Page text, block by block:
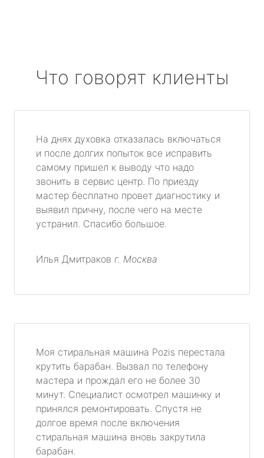
Что говорят клиенты
На днях духовка отказалась включаться
и после долгих попыток все исправить
самому пришел к выводу что надо
звонить в сервис центр. По приезду
мастер бесплатно провет диагностику и
выявил причну, после чего на месте
устранил. Спасибо большое.
Илья Дмитраков г. Москва
Моя стиральная машина Pozis перестала
крутить барабан. Вызвал по телефону
мастера и прождал его не более 30
минут. Специалист осмотрел машинку и
принялся ремонтировать. Спустя не
долгое время после включения
стиральная машина вновь закрутила
барабан.